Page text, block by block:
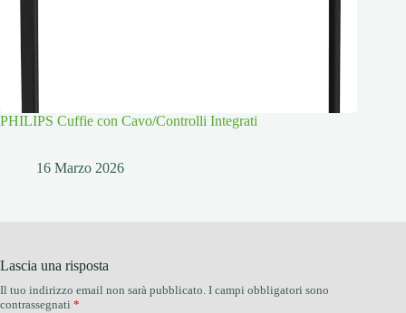
PHILIPS Cuffie con Cavo/Controlli Integrati
16 Marzo 2026
Lascia una risposta
Il tuo indirizzo email non sarà pubblicato. I campi obbligatori sono
contrassegnati *